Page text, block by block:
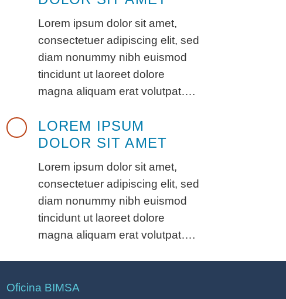
Lorem ipsum dolor sit amet,
consectetuer adipiscing elit, sed
diam nonummy nibh euismod
tincidunt ut laoreet dolore
magna aliquam erat volutpat….
LOREM IPSUM
DOLOR SIT AMET
Lorem ipsum dolor sit amet,
consectetuer adipiscing elit, sed
diam nonummy nibh euismod
tincidunt ut laoreet dolore
magna aliquam erat volutpat….
Oficina BIMSA